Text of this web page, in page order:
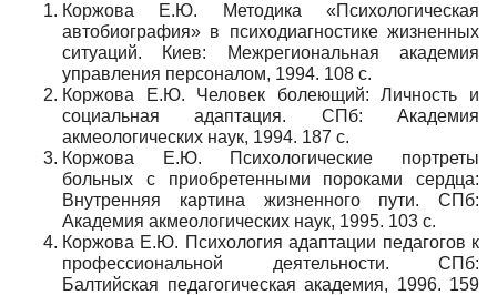
Коржова Е.Ю. Методика «Психологическая
автобиография» в психодиагностике жизненных
ситуаций. Киев: Межрегиональная академия
управления персоналом, 1994. 108 с.
Коржова Е.Ю. Человек болеющий: Личность и
социальная адаптация. СПб: Академия
акмеологических наук, 1994. 187 с.
Коржова Е.Ю. Психологические портреты
больных с приобретенными пороками сердца:
Внутренняя картина жизненного пути. СПб:
Академия акмеологических наук, 1995. 103 с.
Коржова Е.Ю. Психология адаптации педагогов к
профессиональной деятельности. СПб:
Балтийская педагогическая академия, 1996. 159